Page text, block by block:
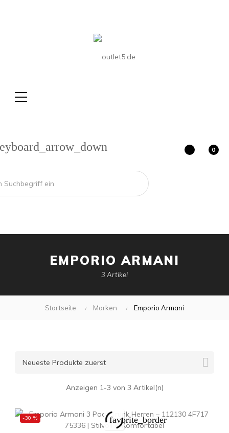
0
EMPORIO ARMANI
3 Artikel
Startseite Marken Emporio Armani
Neueste Produkte zuerst 
Anzeigen 1-3 von 3 Artikel(n)
-30 % favorite_border